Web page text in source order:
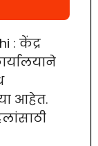
: केंद्र
आहेत.